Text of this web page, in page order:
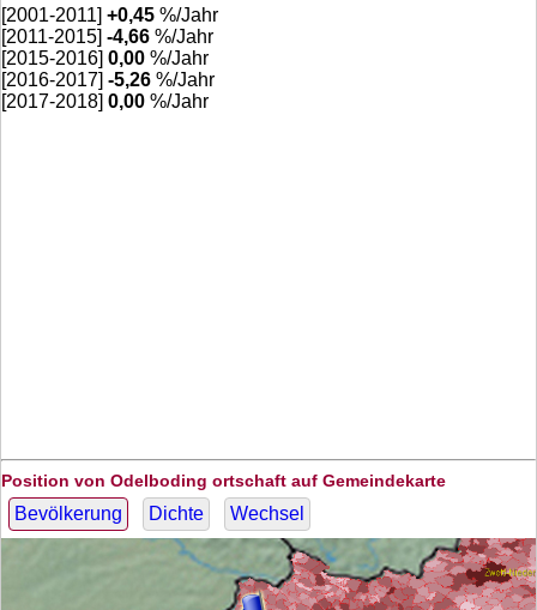
[2001-2011] +0,45 %/Jahr
[2011-2015] -4,66 %/Jahr
[2015-2016] 0,00 %/Jahr
[2016-2017] -5,26 %/Jahr
[2017-2018] 0,00 %/Jahr
Position von Odelboding ortschaft auf Gemeindekarte
Bevölkerung Dichte Wechsel